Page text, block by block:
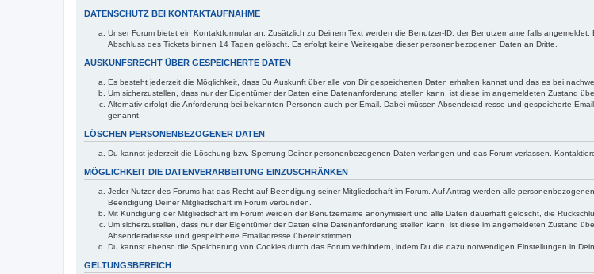
DATENSCHUTZ BEI KONTAKTAUFNAHME
Unser Forum bietet ein Kontaktformular an. Zusätzlich zu Deinem Text werden die Benutzer-ID, der Benutzername falls
Abschluss des Tickets binnen 14 Tagen gelöscht. Es erfolgt keine Weitergabe dieser personenbezogenen Daten an Dritte.
AUSKUNFSRECHT ÜBER GESPEICHERTE DATEN
Es besteht jederzeit die Möglichkeit, dass Du Auskunft über alle von Dir gespeicherten Daten erhalten kannst und das es bei
Um sicherzustellen, dass nur der Eigentümer der Daten eine Datenanforderung stellen kann, ist diese im angemeldeten Zustand
Alternativ erfolgt die Anforderung bei bekannten Personen auch per Email. Dabei müssen Absenderad-resse und gespeicherte
genannt.
LÖSCHEN PERSONENBEZOGENER DATEN
Du kannst jederzeit die Löschung bzw. Sperrung Deiner personenbezogenen Daten verlangen und das Forum verlassen.
MÖGLICHKEIT DIE DATENVERARBEITUNG EINZUSCHRÄNKEN
Jeder Nutzer des Forums hat das Recht auf Beendigung seiner Mitgliedschaft im Forum. Auf Antrag werden alle
Beendigung Deiner Mitgliedschaft im Forum verbunden.
Mit Kündigung der Mitgliedschaft im Forum werden der Benutzername anonymisiert und alle Daten dauerhaft gelöscht, die
Um sicherzustellen, dass nur der Eigentümer der Daten eine Datenanforderung stellen kann, ist diese im angemeldeten Zustand
Absenderadresse und gespeicherte Emailadresse übereinstimmen.
Du kannst ebenso die Speicherung von Cookies durch das Forum verhindern, indem Du die dazu notwendigen Einstellungen in
GELTUNGSBEREICH